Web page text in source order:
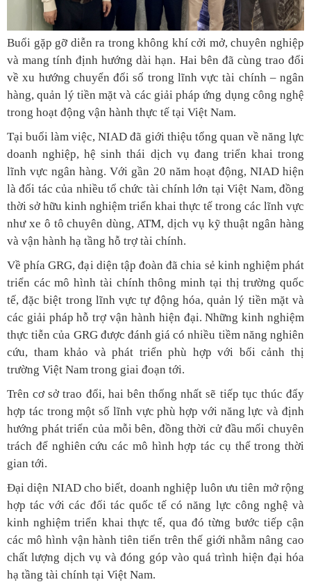
Buổi gặp gỡ diễn ra trong không khí cởi mở, chuyên nghiệp
và mang tính định hướng dài hạn. Hai bên đã cùng trao đổi
về xu hướng chuyển đổi số trong lĩnh vực tài chính – ngân
hàng, quản lý tiền mặt và các giải pháp ứng dụng công nghệ
trong hoạt động vận hành thực tế tại Việt Nam.
Tại buổi làm việc, NIAD đã giới thiệu tổng quan về năng lực
doanh nghiệp, hệ sinh thái dịch vụ đang triển khai trong
lĩnh vực ngân hàng. Với gần 20 năm hoạt động, NIAD hiện
là đối tác của nhiều tổ chức tài chính lớn tại Việt Nam, đồng
thời sở hữu kinh nghiệm triển khai thực tế trong các lĩnh vực
như xe ô tô chuyên dùng, ATM, dịch vụ kỹ thuật ngân hàng
và vận hành hạ tầng hỗ trợ tài chính.
Về phía GRG, đại diện tập đoàn đã chia sẻ kinh nghiệm phát
triển các mô hình tài chính thông minh tại thị trường quốc
tế, đặc biệt trong lĩnh vực tự động hóa, quản lý tiền mặt và
các giải pháp hỗ trợ vận hành hiện đại. Những kinh nghiệm
thực tiễn của GRG được đánh giá có nhiều tiềm năng nghiên
cứu, tham khảo và phát triển phù hợp với bối cảnh thị
trường Việt Nam trong giai đoạn tới.
Trên cơ sở trao đổi, hai bên thống nhất sẽ tiếp tục thúc đẩy
hợp tác trong một số lĩnh vực phù hợp với năng lực và định
hướng phát triển của mỗi bên, đồng thời cử đầu mối chuyên
trách để nghiên cứu các mô hình hợp tác cụ thể trong thời
gian tới.
Đại diện NIAD cho biết, doanh nghiệp luôn ưu tiên mở rộng
hợp tác với các đối tác quốc tế có năng lực công nghệ và
kinh nghiệm triển khai thực tế, qua đó từng bước tiếp cận
các mô hình vận hành tiên tiến trên thế giới nhằm nâng cao
chất lượng dịch vụ và đóng góp vào quá trình hiện đại hóa
hạ tầng tài chính tại Việt Nam.